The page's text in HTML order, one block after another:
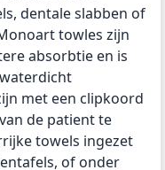
dentale slabben of
towles zijn
absorbtie en is
met een clipkoord
de patient te
towels ingezet
of onder